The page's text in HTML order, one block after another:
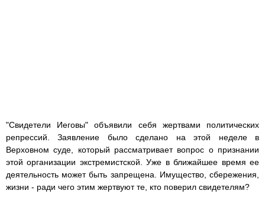
"Свидетели Иеговы" объявили себя жертвами политических
репрессий. Заявление было сделано на этой неделе в
Верховном суде, который рассматривает вопрос о признании
этой организации экстремистской. Уже в ближайшее время ее
деятельность может быть запрещена. Имущество, сбережения,
жизни - ради чего этим жертвуют те, кто поверил свидетелям?